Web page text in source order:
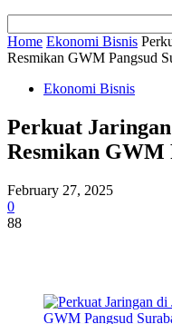
Home Ekonomi Bisnis
Resmikan GWM Pangsud
Ekonomi Bisnis
Perkuat
Resmikan GWM
February 27, 2025
0
88